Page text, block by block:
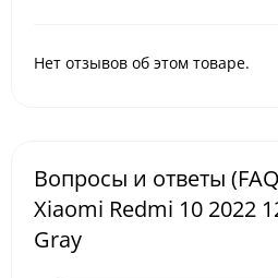
Нет отзывов об этом товаре.
Вопросы и ответы
Xiaomi Redmi 10 2022
Gray